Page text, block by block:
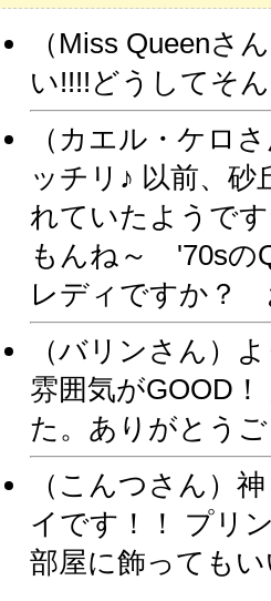
（Miss Queenさ
い!!!!どうしてそ
（カエル・ケロ
ッチリ♪ 以前、
れていたようで
もんね～ '70sの
レディですか？
（バリンさん）
雰囲気がGOOD
た。ありがとう
（こんつさん）
イです！！ プリ
部屋に飾っても